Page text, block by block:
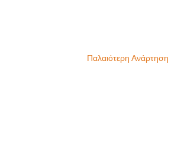
Παλαιότερη Ανάρτηση